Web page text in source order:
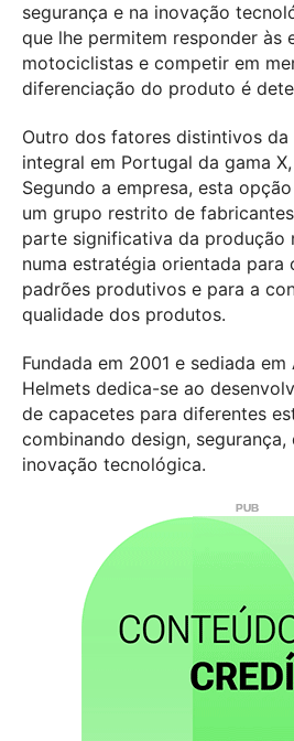
segurança e na inovação
que lhe permitem responder às
motociclistas e competir em
diferenciação do produto é
Outro dos fatores distintivos da
integral em Portugal da gama
Segundo a empresa, esta
um grupo restrito de
parte significativa da produção
numa estratégia orientada
padrões produtivos e para a
qualidade dos produtos.
Fundada em 2001 e sediada em
Helmets dedica-se ao
de capacetes para diferentes
combinando design, segurança,
inovação tecnológica.